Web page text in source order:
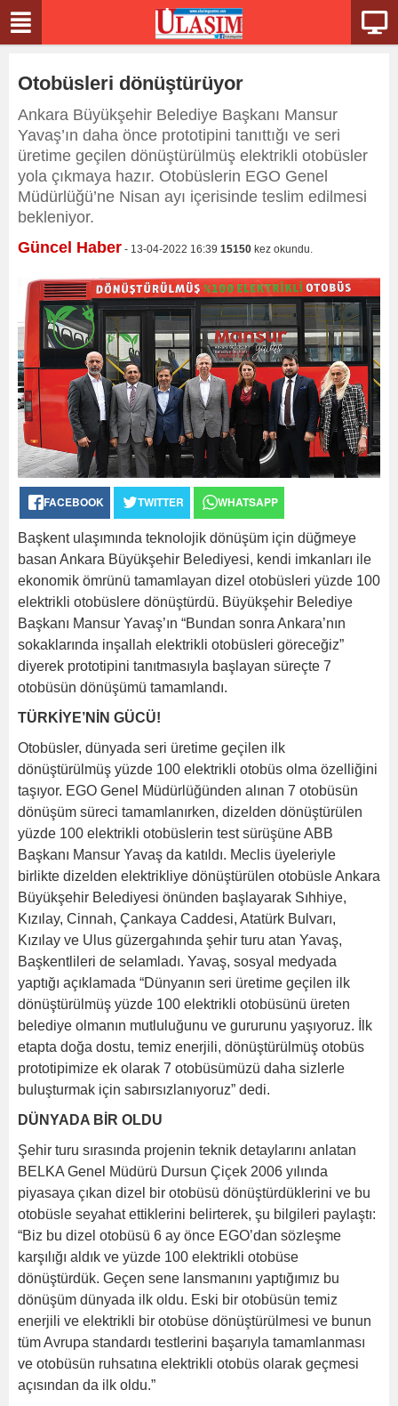
Otobüsleri dönüştürüyor
Ankara Büyükşehir Belediye Başkanı Mansur
Yavaş’ın daha önce prototipini tanıttığı ve seri
üretime geçilen dönüştürülmüş elektrikli otobüsler
yola çıkmaya hazır. Otobüslerin EGO Genel
Müdürlüğü’ne Nisan ayı içerisinde teslim edilmesi
bekleniyor.
Güncel Haber - 13-04-2022 16:39 15150 kez okundu.
FACEBOOK TWITTER WHATSAPP
Başkent ulaşımında teknolojik dönüşüm için düğmeye
basan Ankara Büyükşehir Belediyesi, kendi imkanları ile
ekonomik ömrünü tamamlayan dizel otobüsleri yüzde 100
elektrikli otobüslere dönüştürdü. Büyükşehir Belediye
Başkanı Mansur Yavaş’ın “Bundan sonra Ankara’nın
sokaklarında inşallah elektrikli otobüsleri göreceğiz”
diyerek prototipini tanıtmasıyla başlayan süreçte 7
otobüsün dönüşümü tamamlandı.
TÜRKİYE’NİN GÜCÜ!
Otobüsler, dünyada seri üretime geçilen ilk
dönüştürülmüş yüzde 100 elektrikli otobüs olma özelliğini
taşıyor. EGO Genel Müdürlüğünden alınan 7 otobüsün
dönüşüm süreci tamamlanırken, dizelden dönüştürülen
yüzde 100 elektrikli otobüslerin test sürüşüne ABB
Başkanı Mansur Yavaş da katıldı. Meclis üyeleriyle
birlikte dizelden elektrikliye dönüştürülen otobüsle Ankara
Büyükşehir Belediyesi önünden başlayarak Sıhhiye,
Kızılay, Cinnah, Çankaya Caddesi, Atatürk Bulvarı,
Kızılay ve Ulus güzergahında şehir turu atan Yavaş,
Başkentlileri de selamladı. Yavaş, sosyal medyada
yaptığı açıklamada “Dünyanın seri üretime geçilen ilk
dönüştürülmüş yüzde 100 elektrikli otobüsünü üreten
belediye olmanın mutluluğunu ve gururunu yaşıyoruz. İlk
etapta doğa dostu, temiz enerjili, dönüştürülmüş otobüs
prototipimize ek olarak 7 otobüsümüzü daha sizlerle
buluşturmak için sabırsızlanıyoruz” dedi.
DÜNYADA BİR OLDU
Şehir turu sırasında projenin teknik detaylarını anlatan
BELKA Genel Müdürü Dursun Çiçek 2006 yılında
piyasaya çıkan dizel bir otobüsü dönüştürdüklerini ve bu
otobüsle seyahat ettiklerini belirterek, şu bilgileri paylaştı:
“Biz bu dizel otobüsü 6 ay önce EGO’dan sözleşme
karşılığı aldık ve yüzde 100 elektrikli otobüse
dönüştürdük. Geçen sene lansmanını yaptığımız bu
dönüşüm dünyada ilk oldu. Eski bir otobüsün temiz
enerjili ve elektrikli bir otobüse dönüştürülmesi ve bunun
tüm Avrupa standardı testlerini başarıyla tamamlanması
ve otobüsün ruhsatına elektrikli otobüs olarak geçmesi
açısından da ilk oldu.”